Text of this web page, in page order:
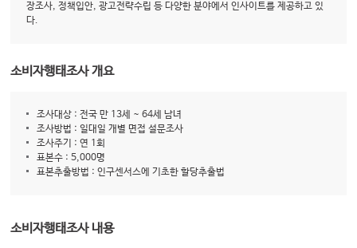
장조사, 정책입안, 광고전략수립 등 다양한 분야에서 인사이트를 제공하고 있
다.
소비자행태조사 개요
조사대상 : 전국 만 13세 ~ 64세 남녀
조사방법 : 일대일 개별 면접 설문조사
조사주기 : 연 1회
표본수 : 5,000명
표본추출방법 : 인구센서스에 기초한 할당추출법
소비자행태조사 내용